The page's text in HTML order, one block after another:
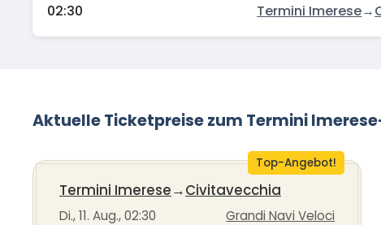
02:30 Termini Imerese→
Aktuelle Ticketpreise zum Termini
Top-Angebot!
Termini Imerese→Civitavecchia
Di., 11. Aug., 02:30 Grandi Navi Veloci